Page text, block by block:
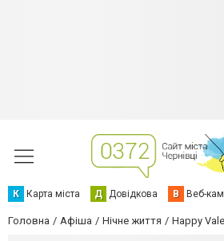
К Карта міста Д Довідкова В Веб-
Головна Афіша Нічне життя Happy